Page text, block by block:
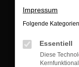
Impressum
Folgende
Essentiell
Diese